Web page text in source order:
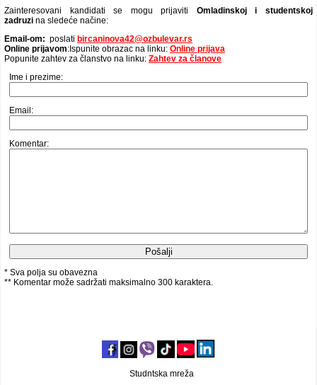
Studntska mreža
Zainteresovani kandidati se mogu prijaviti Omladinskoj i studentskoj
zadruzi na sledeće načine:
Email-om: poslati bircaninova42@ozbulevar.rs
Online prijavom:Ispunite obrazac na linku: Online prijava
Popunite zahtev za članstvo na linku: Zahtev za članove
Ime i prezime:
Email:
Komentar:
* Sva polja su obavezna
** Komentar može sadržati maksimalno 300 karaktera.